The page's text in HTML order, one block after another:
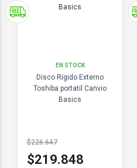
EN STOCK
Disco Rigido Externo
Toshiba portatil Canvio
Basics
$226.647
$219.848